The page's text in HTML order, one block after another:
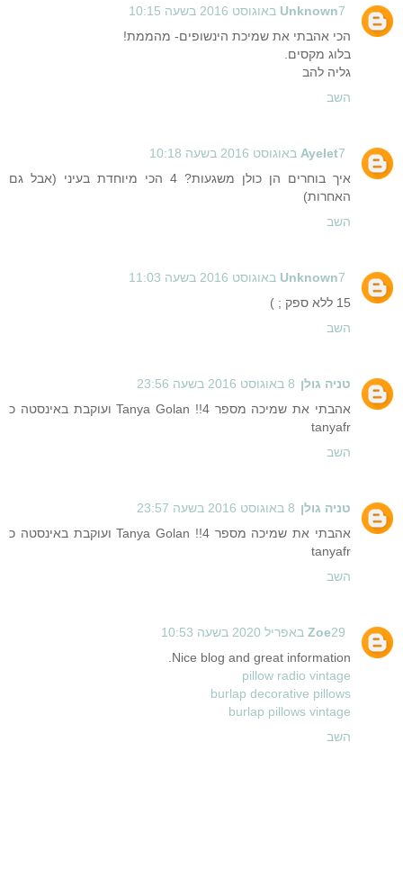
Unknown7 באוגוסט 2016 בשעה 10:15
הכי אהבתי את שמיכת הינשופים- מהממת!
בלוג מקסים.
גליה להב
השב
Ayelet7 באוגוסט 2016 בשעה 10:18
איך בוחרים הן כולן משגעות? 4 הכי מיוחדת בעיני (אבל גם
האחרות)
השב
Unknown7 באוגוסט 2016 בשעה 11:03
15 ללא ספק ; )
השב
טניה גולן 8 באוגוסט 2016 בשעה 23:56
אהבתי את שמיכה מספר 4!! Tanya Golan ועוקבת באינסטה כ
tanyafr
השב
טניה גולן 8 באוגוסט 2016 בשעה 23:57
אהבתי את שמיכה מספר 4!! Tanya Golan ועוקבת באינסטה כ
tanyafr
השב
Zoe29 באפריל 2020 בשעה 10:53
Nice blog and great information.
pillow radio vintage
burlap decorative pillows
burlap pillows vintage
השב